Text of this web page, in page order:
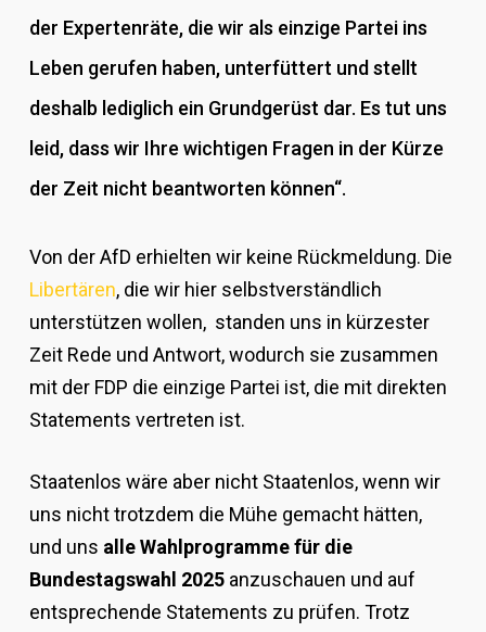
der Expertenräte, die wir als einzige Partei ins
Leben gerufen haben, unterfüttert und stellt
deshalb lediglich ein Grundgerüst dar. Es tut uns
leid, dass wir Ihre wichtigen Fragen in der Kürze
der Zeit nicht beantworten können“.
Von der AfD erhielten wir keine Rückmeldung. Die
Libertären, die wir hier selbstverständlich
unterstützen wollen, standen uns in kürzester
Zeit Rede und Antwort, wodurch sie zusammen
mit der FDP die einzige Partei ist, die mit direkten
Statements vertreten ist.
Staatenlos wäre aber nicht Staatenlos, wenn wir
uns nicht trotzdem die Mühe gemacht hätten,
und uns alle Wahlprogramme für die
Bundestagswahl 2025anzuschauen und auf
entsprechende Statements zu prüfen. Trotz